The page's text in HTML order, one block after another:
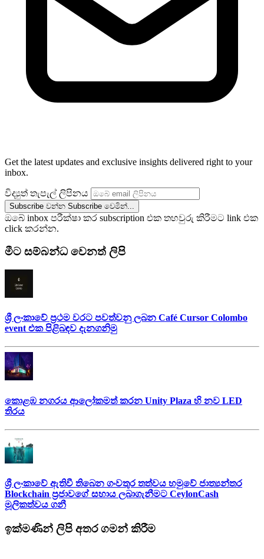
Get the latest updates and exclusive insights delivered right to your
inbox.
විද්‍යුත් තැපැල් ලිපිනය
Subscribe වන්න Subscribe වෙමින්...
ඔබේ inbox පරීක්ෂා කර subscription එක තහවුරු කිරීමට link එක
click කරන්න.
මීට සම්බන්ධ වෙනත් ලිපි
ශ්‍රී ලංකාවේ ප්‍රථම වරට පවත්වනු ලබන Café Cursor Colombo
event එක පිළිබඳව දැනගනිමු
කොළඹ නගරය ආලෝකමත් කරන Unity Plaza හි නව LED
තිරය
ශ්‍රී ලංකාවේ ඇතිවී තිබෙන ගංවතුර තත්වය හමුවේ ජාත්‍යන්තර
Blockchain ප්‍රජාවගේ සහාය ලබාගැනීමට CeylonCash
මූලිකත්වය ග​නී
ඉක්මණින් ලිපි අතර ගමන් කිරීම